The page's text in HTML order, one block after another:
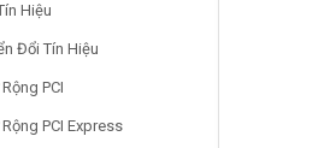
Hiệu
Đổi Tín Hiệu
PCI
PCI Express